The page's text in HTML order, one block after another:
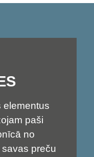
elementus
paši
no
preču